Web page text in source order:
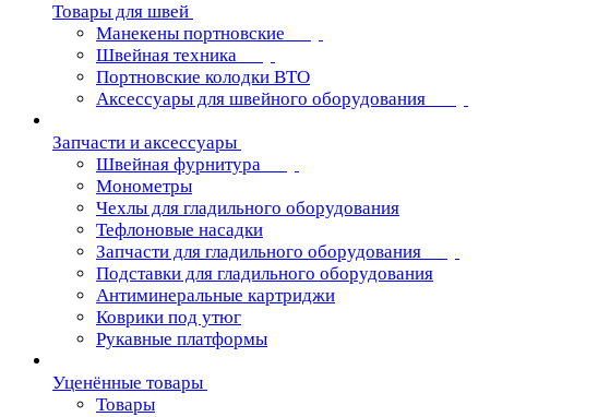
Товары для швей
Манекены портновские
Швейная техника
Портновские колодки ВТО
Аксессуары для швейного оборудования
Запчасти и аксессуары
Швейная фурнитура
Монометры
Чехлы для гладильного оборудования
Тефлоновые насадки
Запчасти для гладильного оборудования
Подставки для гладильного оборудования
Антиминеральные картриджи
Коврики под утюг
Рукавные платформы
Уценённые товары
Товары